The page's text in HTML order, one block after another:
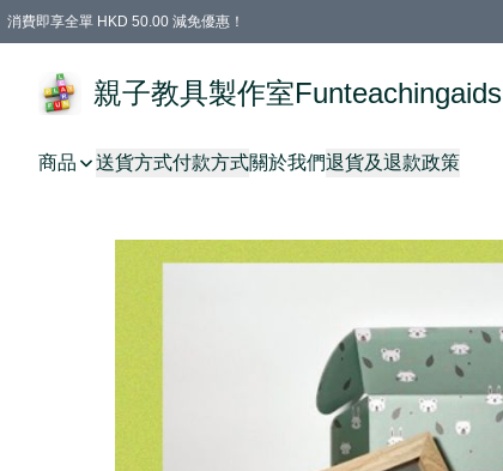
消費即享全單 HKD 50.00 減免優惠！
親子教具製作室Funteachingaids
商品 送貨方式付款方式關於我們退貨及退款政策